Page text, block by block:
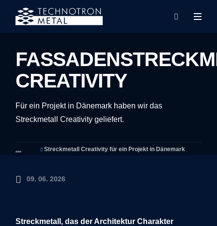
CREATIVITY
Für ein Projekt in Dänemark haben wir das
Streckmetall Creativity geliefert.
Streckmetall Creativity für ein Projekt in Dänemark
09. 06. 2026
Streckmetall, das der Architektur Charakter